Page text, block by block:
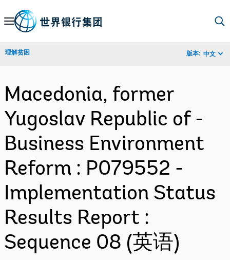
Skip
Navigation
理解贫困 版本: 中文
Macedonia, former
Yugoslav Republic of -
Business Environment
Reform : P079552 -
Implementation Status
Results Report :
Sequence 08 (英语)